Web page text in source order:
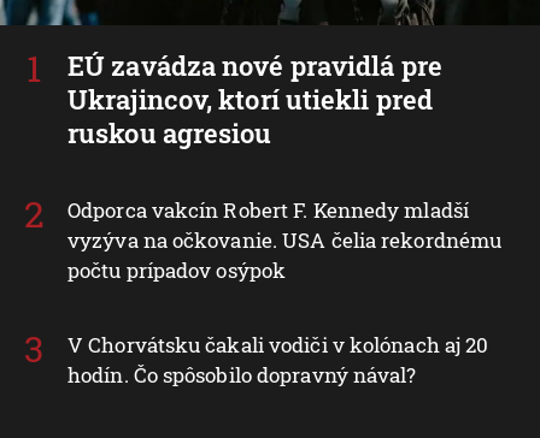
EÚ zavádza nové pravidlá pre
Ukrajincov, ktorí utiekli pred
ruskou agresiou
Odporca vakcín Robert F. Kennedy mladší
vyzýva na očkovanie. USA čelia rekordnému
počtu prípadov osýpok
V Chorvátsku čakali vodiči v kolónach aj 20
hodín. Čo spôsobilo dopravný nával?